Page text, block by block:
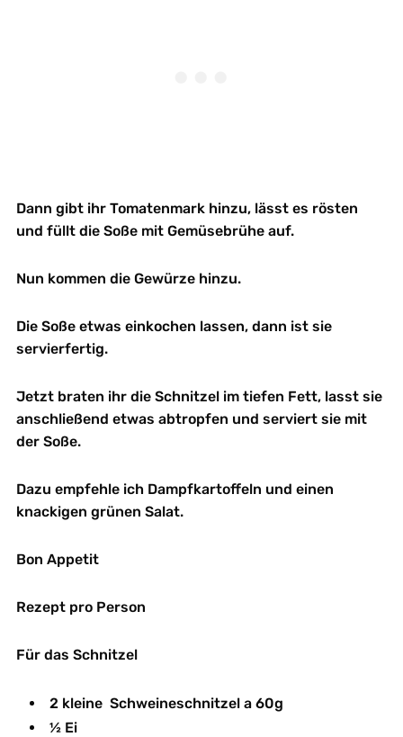
Dann gibt ihr Tomatenmark hinzu, lässt es rösten
und füllt die Soße mit Gemüsebrühe auf.
Nun kommen die Gewürze hinzu.
Die Soße etwas einkochen lassen, dann ist sie
servierfertig.
Jetzt braten ihr die Schnitzel im tiefen Fett, lasst sie
anschließend etwas abtropfen und serviert sie mit
der Soße.
Dazu empfehle ich Dampfkartoffeln und einen
knackigen grünen Salat.
Bon Appetit
Rezept pro Person
Für das Schnitzel
2 kleine Schweineschnitzel a 60g
½ Ei